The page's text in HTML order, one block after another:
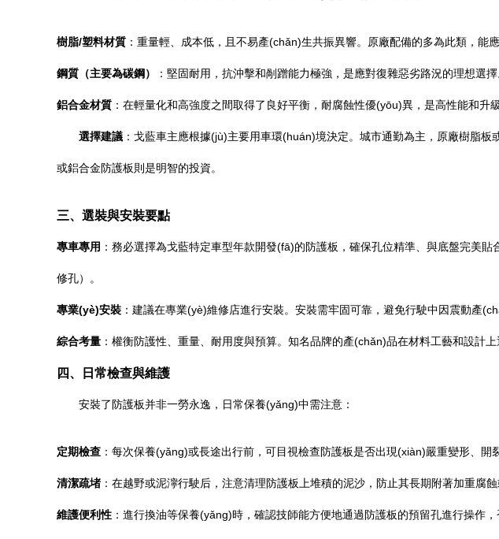
樹脂/塑料材質 ：重量輕、成本低，且不易產(chǎn)生共振異響。原廠配備的多為此類，能
鋼質（主要為碳鋼） ：堅固耐用，抗沖擊和剮蹭能力極強，是應對復雜惡劣路況的理想選
鋁合金材質 ：在輕量化和高強度之間取得了良好平衡，耐腐蝕性優(yōu)異，是高性能和升
選擇建議 ：戈藍車主應根據(jù)主要用車環(huán)境決定。城市通勤為主，原廠樹脂
或鋁合金防護板則是明智的投資。
三、選裝與安裝要點
專車專用 ：務必選擇為戈藍特定車型年款開發(fā)的防護板，確保孔位精準、與底盤完美
修孔）。
專業(yè)安裝 ：建議在專業(yè)維修店進行安裝。安裝需牢固可靠，避免行駛中因震動產
綜合考量 ：權衡防護性、重量、耐用度與預算。知名品牌的產(chǎn)品在材料工藝和設計上
四、日常檢查與維護
安裝了防護板并非一勞永逸，日常保養(yǎng)中需注意：
定期檢查 ：每次保養(yǎng)或長途出行前，可目視檢查防護板是否出現(xiàn)嚴重變形、開
清潔疏堵 ：在越野或泥濘行駛后，注意清理防護板上堆積的泥沙，防止其長期附著加重腐蝕
維護便利性 ：進行換油等保養(yǎng)時，確認技師能方便地通過防護板的預留孔進行操作